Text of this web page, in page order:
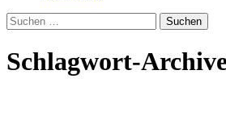
Suchen
nach:
Schlagwort-